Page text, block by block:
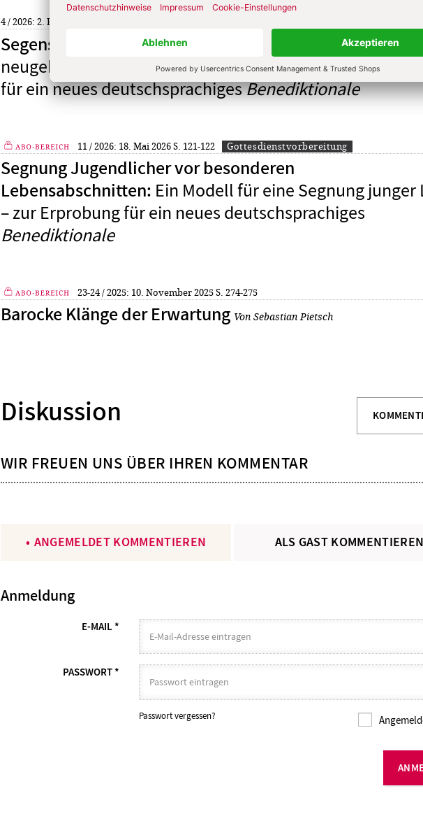
4 / 2026: 2. Februar 2026
Segensfeier für Babys:Ein Modell für Familien mit
neugeborenen Kindern im ersten Lebensjahr – zur
für ein neues deutschsprachigesBenediktionale
Plus
11 / 2026: 18. Mai 2026S. 121-122 Gottesdienstvorbereitung
Segnung Jugendlicher vor besonderen
Lebensabschnitten: Ein Modell für eine Segnung junger
– zur Erprobung für ein neues deutschsprachiges
Benediktionale
Plus
23-24 / 2025: 10. November 2025S. 274-275
Barocke Klänge der Erwartung Von Sebastian Pietsch
Diskussion
WIR FREUEN UNS ÜBER IHREN KOMMENTAR
ANGEMELDET KOMMENTIEREN ALS GAST KOMMENTIEREN
Anmeldung
E-MAIL*
PASSWORT*
Passwort vergessen?